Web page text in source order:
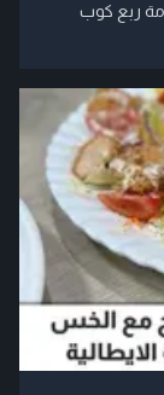
ربع كوب